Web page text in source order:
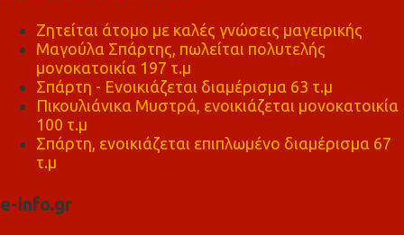
Ζητείται άτομο με καλές γνώσεις μαγειρικής
Μαγούλα Σπάρτης, πωλείται πολυτελής
μονοκατοικία 197 τ.μ
Σπάρτη - Ενοικιάζεται διαμέρισμα 63 τ.μ
Πικουλιάνικα Μυστρά, ενοικιάζεται μονοκατοικία
100 τ.μ
Σπάρτη, ενοικιάζεται επιπλωμένο διαμέρισμα 67
τ.μ
e-info.gr